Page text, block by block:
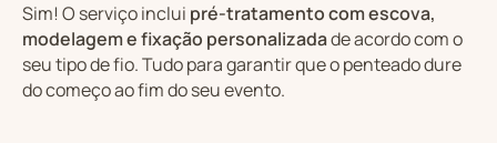
Sim! O serviço inclui pré-tratamento com escova,
modelagem e fixação personalizadade acordo com o
seu tipo de fio. Tudo para garantir que o penteado dure
do começo ao fim do seu evento.